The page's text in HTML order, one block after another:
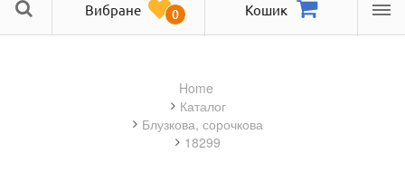
Вибране 0 Кошик
Home
Каталог
блузкова, сорочкова
18299